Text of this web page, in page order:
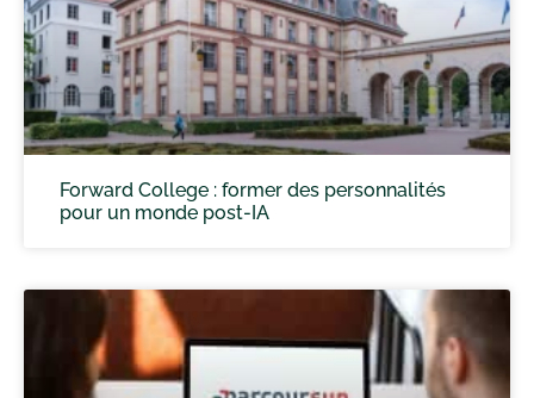
Forward College : former des personnalités
pour un monde post-IA